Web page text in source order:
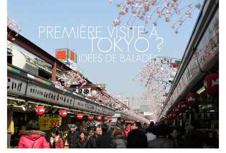
JAPON // JIGOKUDANI, CHEZ LES MACAQUES
Audrey Asie, Blog